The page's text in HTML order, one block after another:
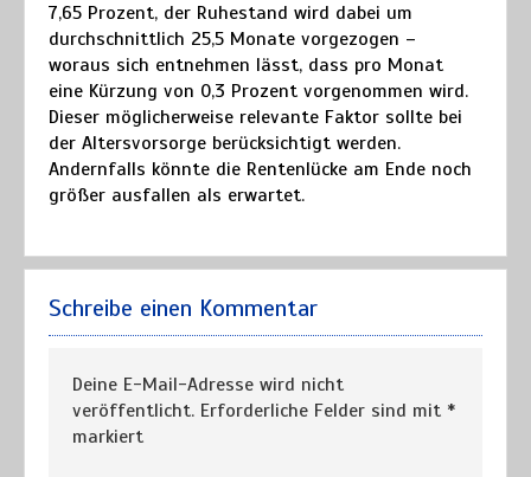
7,65 Prozent, der Ruhestand wird dabei um
durchschnittlich 25,5 Monate vorgezogen –
woraus sich entnehmen lässt, dass pro Monat
eine Kürzung von 0,3 Prozent vorgenommen wird.
Dieser möglicherweise relevante Faktor sollte bei
der Altersvorsorge berücksichtigt werden.
Andernfalls könnte die Rentenlücke am Ende noch
größer ausfallen als erwartet.
Schreibe einen Kommentar
Deine E-Mail-Adresse wird nicht
veröffentlicht. Erforderliche Felder sind mit *
markiert